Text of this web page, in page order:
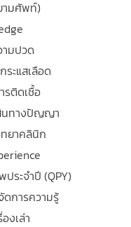
ามศัพท์)
ามปวด
ระแสเลือด
รติดเชื้อ
นทางปัญญา
ยาคลินิก
ระจำปี (QPY)
ดการความรู้
งเล่า